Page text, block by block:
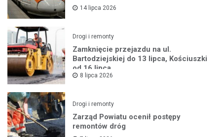
14 lipca 2026
Drogi i remonty
Zamknięcie przejazdu na ul.
Bartodziejskiej do 13 lipca, Kościuszki
od 16 lipca
8 lipca 2026
Drogi i remonty
Zarząd Powiatu ocenił postępy
remontów dróg